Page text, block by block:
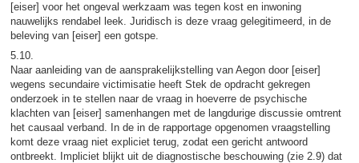
[eiser] voor het ongeval werkzaam was tegen kost en inwoning
nauwelijks rendabel leek. Juridisch is deze vraag gelegitimeerd, in de
beleving van [eiser] een gotspe.
5.10.
Naar aanleiding van de aansprakelijkstelling van Aegon door [eiser]
wegens secundaire victimisatie heeft Stek de opdracht gekregen
onderzoek in te stellen naar de vraag in hoeverre de psychische
klachten van [eiser] samenhangen met de langdurige discussie omtrent
het causaal verband. In de in de rapportage opgenomen vraagstelling
komt deze vraag niet expliciet terug, zodat een gericht antwoord
ontbreekt. Impliciet blijkt uit de diagnostische beschouwing (zie 2.9) dat